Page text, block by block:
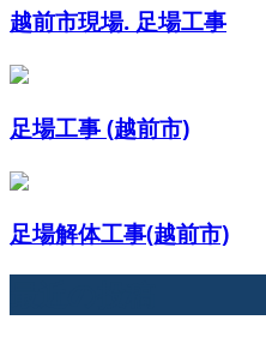
越前市現場. 足場工事
足場工事 (越前市)
足場解体工事(越前市)